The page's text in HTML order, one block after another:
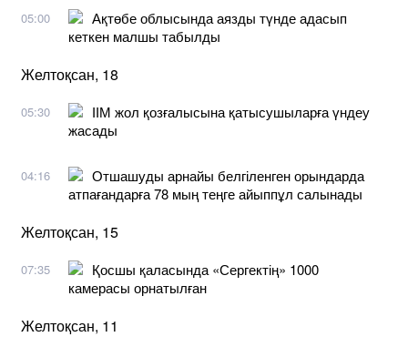
05:00
Ақтөбе облысында аязды түнде адасып
кеткен малшы табылды
Желтоқсан, 18
05:30
ІІМ жол қозғалысына қатысушыларға үндеу
жасады
04:16
Отшашуды арнайы белгіленген орындарда
атпағандарға 78 мың теңге айыппұл салынады
Желтоқсан, 15
07:35
Қосшы қаласында «Сергектің» 1000
камерасы орнатылған
Желтоқсан, 11